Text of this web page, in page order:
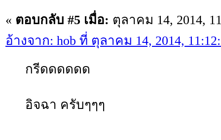
« ตอบกลับ #5 เมื่อ: ตุลาคม 14, 2014,
อ้างจาก: hob ที่ ตุลาคม 14, 2014,
กรีดดดดดด
อิจฉา ครับๆๆๆ